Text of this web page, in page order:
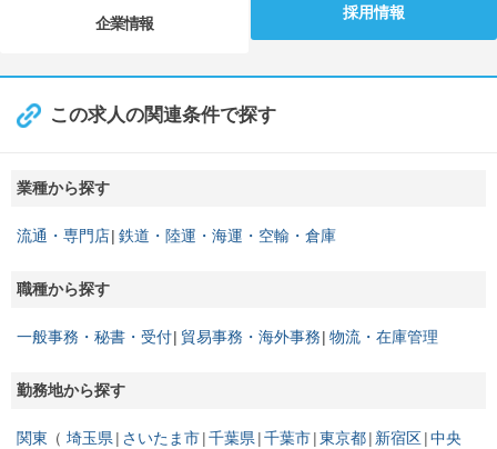
企業情報
採用情報
この求人の関連条件で探す
業種から探す
流通・専門店 鉄道・陸運・海運・空輸・倉庫
職種から探す
一般事務・秘書・受付 貿易事務・海外事務 物流・在庫管理
勤務地から探す
関東 埼玉県 さいたま市 千葉県 千葉市 東京都 新宿区 中央